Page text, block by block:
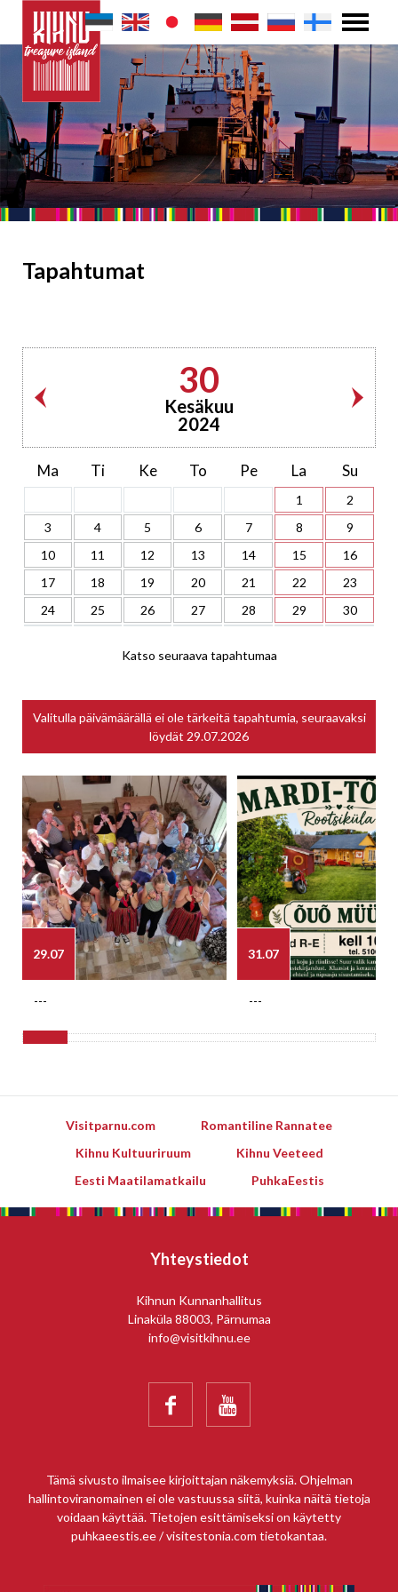
Tapahtumat
30
Kesäkuu
2024
Ma Ti Ke To Pe La Su
1
2
3
4 5 6 7 8
9
10
11 12 13 14 15
16
17
18 19 20 21 22
23
24
25 26 27 28 29 30
Katso seuraava tapahtumaa
Valitulla päivämäärällä ei ole tärkeitä tapahtumia, seuraavaksi
löydät 29.07.2026
29.07
---
31.07
---
Visitparnu.com
Romantiline Rannatee
Kihnu Kultuuriruum
Kihnu Veeteed
Eesti Maatilamatkailu
PuhkaEestis
Yhteystiedot
Kihnun Kunnanhallitus
Linaküla 88003, Pärnumaa
info@visitkihnu.ee
 
Tämä sivusto ilmaisee kirjoittajan näkemyksiä. Ohjelman
hallintoviranomainen ei ole vastuussa siitä, kuinka näitä tietoja
voidaan käyttää. Tietojen esittämiseksi on käytetty
puhkaeestis.ee / visitestonia.com tietokantaa.